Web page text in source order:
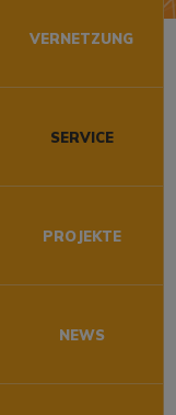
VERNETZUNG
SERVICE
PROJEKTE
NEWS